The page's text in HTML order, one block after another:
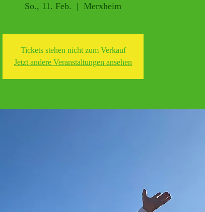
So., 11. Feb.
  |
Merxheim
Tickets stehen nicht zum Verkauf
Jetzt andere Veranstaltungen ansehen